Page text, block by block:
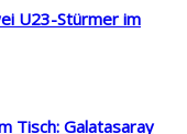
U23-Stürmer im
Tisch: Galatasaray